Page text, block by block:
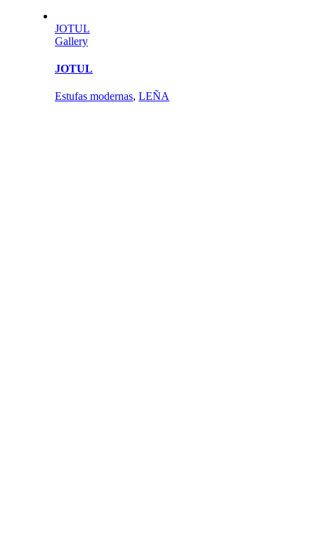
JOTUL
Gallery
JOTUL
Estufas modernas, LEÑA